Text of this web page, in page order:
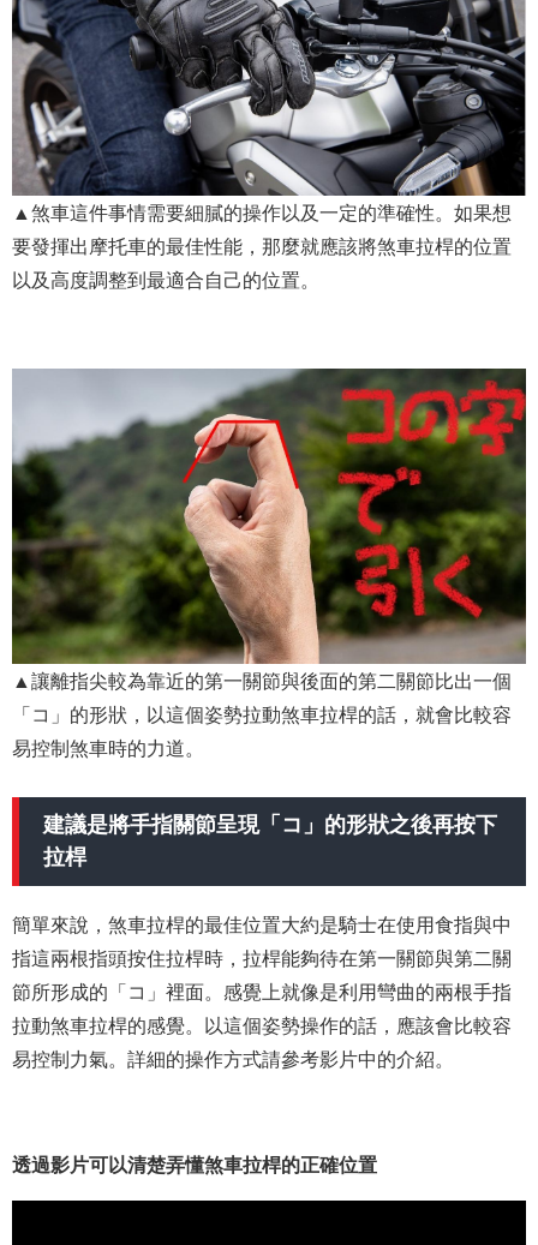
▲煞車這件事情需要細膩的操作以及一定的準確性。如果想
要發揮出摩托車的最佳性能，那麼就應該將煞車拉桿的位置
以及高度調整到最適合自己的位置。
▲讓離指尖較為靠近的第一關節與後面的第二關節比出一個
「コ」的形狀，以這個姿勢拉動煞車拉桿的話，就會比較容
易控制煞車時的力道。
建議是將手指關節呈現「コ」的形狀之後再按下
拉桿
簡單來說，煞車拉桿的最佳位置大約是騎士在使用食指與中
指這兩根指頭按住拉桿時，拉桿能夠待在第一關節與第二關
節所形成的「コ」裡面。感覺上就像是利用彎曲的兩根手指
拉動煞車拉桿的感覺。以這個姿勢操作的話，應該會比較容
易控制力氣。詳細的操作方式請參考影片中的介紹。
透過影片可以清楚弄懂煞車拉桿的正確位置